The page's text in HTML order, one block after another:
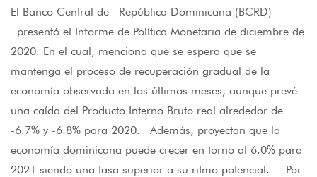
El Banco Central de República Dominicana (BCRD)
presentó el Informe de Política Monetaria de diciembre de
2020. En el cual, menciona que se espera que se
mantenga el proceso de recuperación gradual de la
economía observada en los últimos meses, aunque prevé
una caída del Producto Interno Bruto real alrededor de
-6.7% y -6.8% para 2020. Además, proyectan que la
economía dominicana puede crecer en torno al 6.0% para
2021 siendo una tasa superior a su ritmo potencial. Por